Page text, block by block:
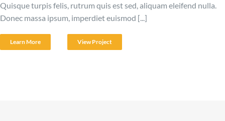
Quisque turpis felis, rutrum quis est sed, aliquam eleifend nulla.
Donec massa ipsum, imperdiet euismod [...]
Learn More View Project